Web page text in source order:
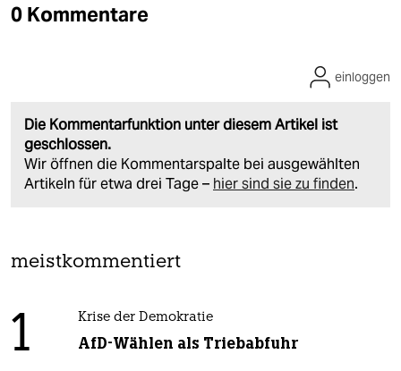
0 Kommentare
Die Kommentarfunktion unter diesem Artikel ist
geschlossen.
Wir öffnen die Kommentarspalte bei ausgewählten
Artikeln für etwa drei Tage – hier sind sie zu finden.
einloggen
meistkommentiert
1 Krise der Demokratie
AfD-Wählen als Triebabfuhr